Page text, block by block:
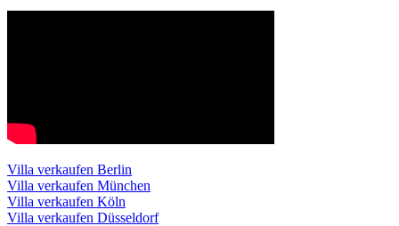
Villa verkaufen Berlin
Villa verkaufen München
Villa verkaufen Köln
Villa verkaufen Düsseldorf